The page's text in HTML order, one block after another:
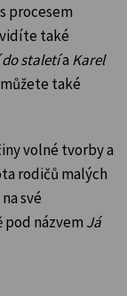
procesem
také
do staletía Karel
také
volné tvorby a
rodičů malých
své
pod názvem Já